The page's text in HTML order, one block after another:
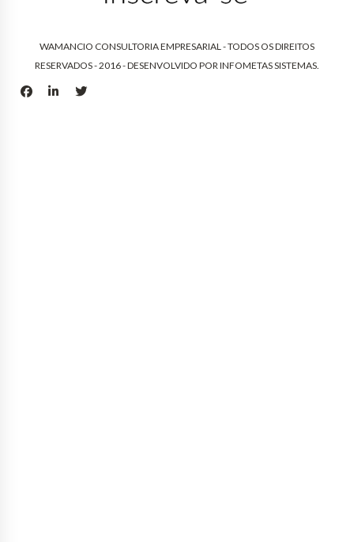
WAMANCIO CONSULTORIA EMPRESARIAL - TODOS OS DIREITOS
RESERVADOS - 2016 - DESENVOLVIDO PORINFOMETAS SISTEMAS.